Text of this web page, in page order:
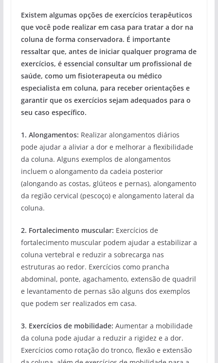
Existem algumas opções de exercícios terapêuticos
que você pode realizar em casa para tratar a dor na
coluna de forma conservadora. É importante
ressaltar que, antes de iniciar qualquer programa de
exercícios, é essencial consultar um profissional de
saúde, como um fisioterapeuta ou médico
especialista em coluna, para receber orientações e
garantir que os exercícios sejam adequados para o
seu caso específico.
1. Alongamentos: Realizar alongamentos diários
pode ajudar a aliviar a dor e melhorar a flexibilidade
da coluna. Alguns exemplos de alongamentos
incluem o alongamento da cadeia posterior
(alongando as costas, glúteos e pernas), alongamento
da região cervical (pescoço) e alongamento lateral da
coluna.
2. Fortalecimento muscular: Exercícios de
fortalecimento muscular podem ajudar a estabilizar a
coluna vertebral e reduzir a sobrecarga nas
estruturas ao redor. Exercícios como prancha
abdominal, ponte, agachamento, extensão de quadril
e levantamento de pernas são alguns dos exemplos
que podem ser realizados em casa.
3. Exercícios de mobilidade: Aumentar a mobilidade
da coluna pode ajudar a reduzir a rigidez e a dor.
Exercícios como rotação do tronco, flexão e extensão